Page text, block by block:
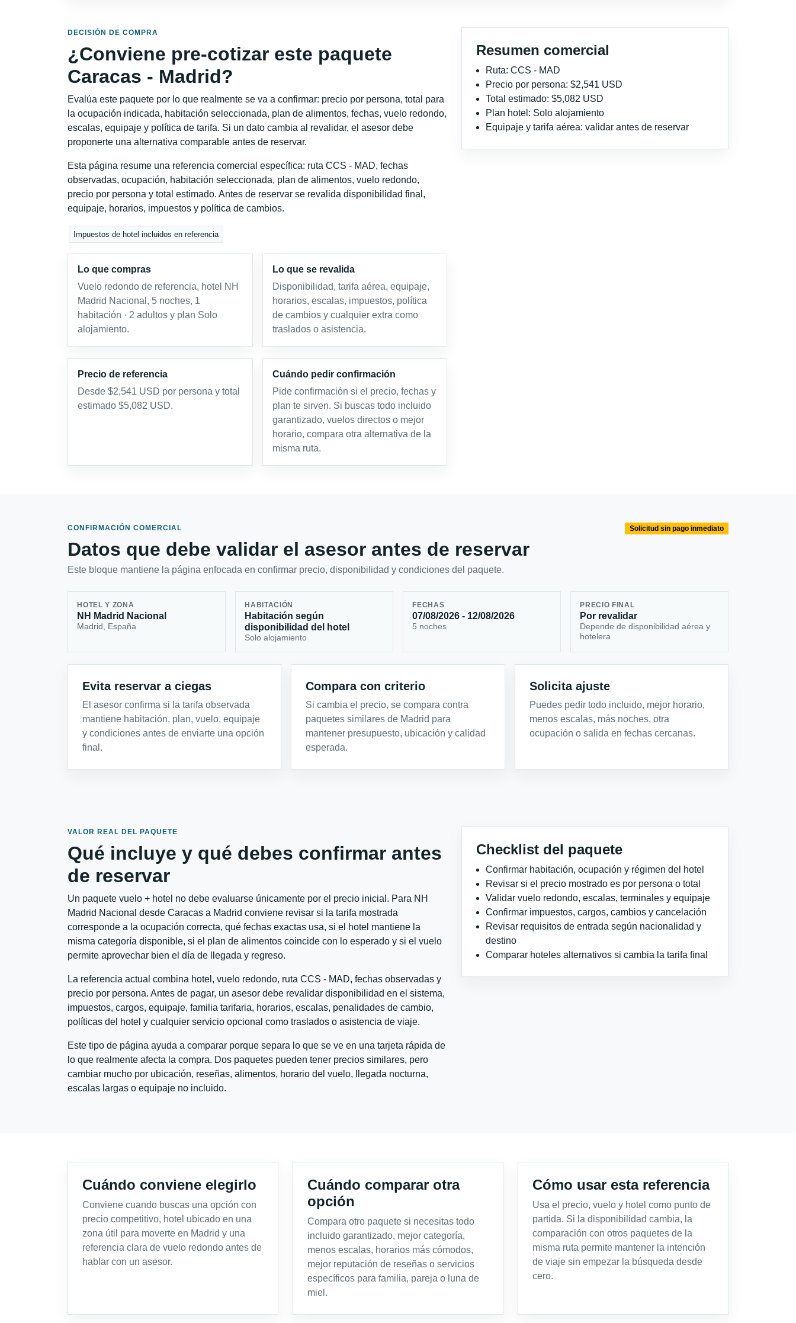
DECISIÓN DE COMPRA
¿Conviene pre-cotizar este paquete
Caracas - Madrid?
Evalúa este paquete por lo que realmente se va a confirmar: precio por persona, total para
la ocupación indicada, habitación seleccionada, plan de alimentos, fechas, vuelo redondo,
escalas, equipaje y política de tarifa. Si un dato cambia al revalidar, el asesor debe
proponerte una alternativa comparable antes de reservar.
Esta página resume una referencia comercial específica: ruta CCS - MAD, fechas
observadas, ocupación, habitación seleccionada, plan de alimentos, vuelo redondo,
precio por persona y total estimado. Antes de reservar se revalida disponibilidad final,
equipaje, horarios, impuestos y política de cambios.
Impuestos de hotel incluidos en referencia
Lo que compras
Vuelo redondo de referencia, hotel NH
Madrid Nacional, 5 noches, 1
habitación · 2 adultos y plan Solo
alojamiento.
Lo que se revalida
Disponibilidad, tarifa aérea, equipaje,
horarios, escalas, impuestos, política
de cambios y cualquier extra como
traslados o asistencia.
Precio de referencia
Desde $2,541 USD por persona y total
estimado $5,082 USD.
Cuándo pedir confirmación
Pide confirmación si el precio, fechas y
plan te sirven. Si buscas todo incluido
garantizado, vuelos directos o mejor
horario, compara otra alternativa de la
misma ruta.
Resumen comercial
Ruta: CCS - MAD
Precio por persona: $2,541 USD
Total estimado: $5,082 USD
Plan hotel: Solo alojamiento
Equipaje y tarifa aérea: validar antes de reservar
CONFIRMACIÓN COMERCIAL
Datos que debe validar el asesor antes de reservar
Este bloque mantiene la página enfocada en confirmar precio, disponibilidad y condiciones del paquete.
Solicitud sin pago inmediato
HOTEL Y ZONA
NH Madrid Nacional
Madrid, España
HABITACIÓN
Habitación según
disponibilidad del hotel
Solo alojamiento
FECHAS
07/08/2026 - 12/08/2026
5 noches
PRECIO FINAL
Por revalidar
Depende de disponibilidad aérea y
hotelera
Evita reservar a ciegas
El asesor confirma si la tarifa observada
mantiene habitación, plan, vuelo, equipaje
y condiciones antes de enviarte una opción
final.
Compara con criterio
Si cambia el precio, se compara contra
paquetes similares de Madrid para
mantener presupuesto, ubicación y calidad
esperada.
Solicita ajuste
Puedes pedir todo incluido, mejor horario,
menos escalas, más noches, otra
ocupación o salida en fechas cercanas.
VALOR REAL DEL PAQUETE
Qué incluye y qué debes confirmar antes
de reservar
Un paquete vuelo + hotel no debe evaluarse únicamente por el precio inicial. Para NH
Madrid Nacional desde Caracas a Madrid conviene revisar si la tarifa mostrada
corresponde a la ocupación correcta, qué fechas exactas usa, si el hotel mantiene la
misma categoría disponible, si el plan de alimentos coincide con lo esperado y si el vuelo
permite aprovechar bien el día de llegada y regreso.
La referencia actual combina hotel, vuelo redondo, ruta CCS - MAD, fechas observadas y
precio por persona. Antes de pagar, un asesor debe revalidar disponibilidad en el sistema,
impuestos, cargos, equipaje, familia tarifaria, horarios, escalas, penalidades de cambio,
políticas del hotel y cualquier servicio opcional como traslados o asistencia de viaje.
Este tipo de página ayuda a comparar porque separa lo que se ve en una tarjeta rápida de
lo que realmente afecta la compra. Dos paquetes pueden tener precios similares, pero
cambiar mucho por ubicación, reseñas, alimentos, horario del vuelo, llegada nocturna,
escalas largas o equipaje no incluido.
Checklist del paquete
Confirmar habitación, ocupación y régimen del hotel
Revisar si el precio mostrado es por persona o total
Validar vuelo redondo, escalas, terminales y equipaje
Confirmar impuestos, cargos, cambios y cancelación
Revisar requisitos de entrada según nacionalidad y
destino
Comparar hoteles alternativos si cambia la tarifa final
Cuándo conviene elegirlo
Conviene cuando buscas una opción con
precio competitivo, hotel ubicado en una
zona útil para moverte en Madrid y una
referencia clara de vuelo redondo antes de
hablar con un asesor.
Cuándo comparar otra
opción
Compara otro paquete si necesitas todo
incluido garantizado, mejor categoría,
menos escalas, horarios más cómodos,
mejor reputación de reseñas o servicios
específicos para familia, pareja o luna de
miel.
Cómo usar esta referencia
Usa el precio, vuelo y hotel como punto de
partida. Si la disponibilidad cambia, la
comparación con otros paquetes de la
misma ruta permite mantener la intención
de viaje sin empezar la búsqueda desde
cero.